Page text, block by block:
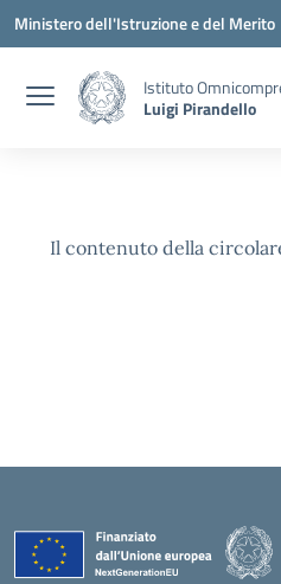
Vai ai contenuti
Vai al menu di navigazione
Vai al footer
Ministero dell'Istruzione e del Merito
Istituto
Luigi Pirandello
Il contenuto della